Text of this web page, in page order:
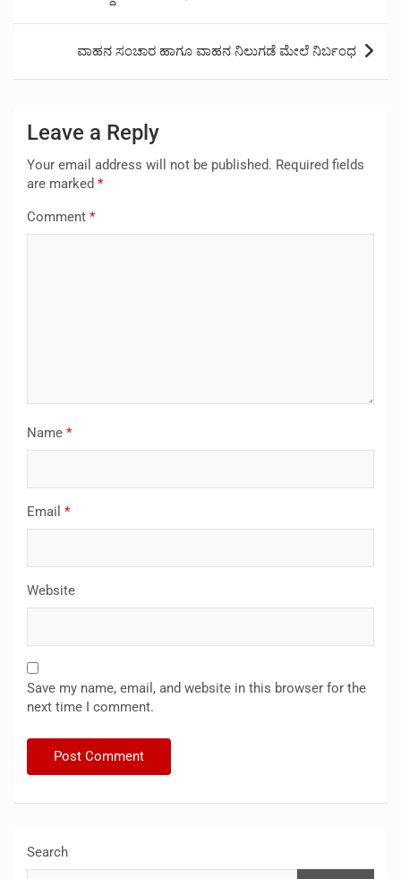
ವಾಹನ ಸಂಚಾರ ಹಾಗೂ ವಾಹನ ನಿಲುಗಡೆ ಮೇಲೆ ನಿರ್ಬಂಧ
Leave a Reply
Your email address will not be published. Required fields
are marked *
Comment *
Name *
Email *
Website
Save my name, email, and website in this browser for the
next time I comment.
Search